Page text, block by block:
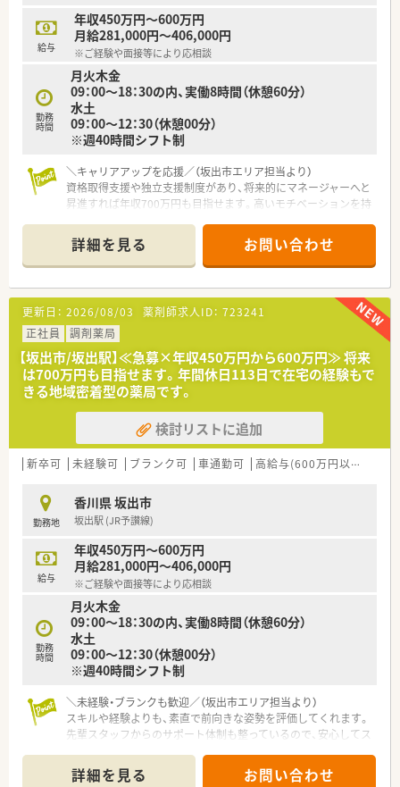
給与
年収450万円～600万円
月給281,000円～406,000円
※ご経験や面接等により応相談
勤務
時間
月火木金
09：00～18：30の内、実働8時間（休憩60分）
水土
09：00～12：30（休憩00分）
※週40時間シフト制
＼キャリアアップを応援／（坂出市エリア担当より）
資格取得支援や独立支援制度があり、将来的にマネージャーへと
昇進すれば年収700万円も目指せます。高いモチベーションを持
＊------------------------------------------＊
【店舗情報と応需状況について】
■最寄り駅である坂出駅から車で5分の好立地となっており、皮
膚科の処方箋をメインに応需している調剤薬局です。
■1日あたりの処方箋受付枚数は60枚から70枚程度で、特定の医
療機関から集中して調剤業務を請け負っています。
■皮膚科の専門的な知識を深く学びたい方に最適な環境であり、
処方箋の扱いを通じてスキルを高めることが可能です。
【法人特徴について】
■坂出市を中心に地域に根差した調剤薬局を5店舗展開してお
り、店舗間での応援体制も非常に充実しています。
■社長自らが日々店舗の現場に立って業務を行っているため、風
通しが良く意見をダイレクトに伝えやすい環境です。
に向き合っており、スタッフの満足度も高い法人です。
【こんな取り組みをしています】
■患者様に選ばれる薬局を目指して、ただの説明に終始しない親
切で丁寧なコミュニケーションを徹底しています。
■自動練り機をはじめとする先進的な調剤設備を積極的に導入
し、薬剤師が投薬に集中できる環境を整えています。
■風通しの良い組織作りが徹底されており、経営陣に対して現場
からの意見や提案を伝えやすい環境が魅力です。
詳細を見る お問い合わせ
更新日： 2026/08/03 薬剤師求人ID： 723241
正社員
調剤薬局
【坂出市/坂出駅】≪急募×年収450万円から600万円≫ 将来
は700万円も目指せます。年間休日113日で在宅の経験もで
きる地域密着型の薬局です。
検討リストに追加
新卒可 未経験可 ブランク可 車通勤可 高給与(600万円以上)
勤務地
香川県 坂出市
坂出駅 (JR予讃線)
給与
年収450万円～600万円
月給281,000円～406,000円
※ご経験や面接等により応相談
勤務
時間
月火木金
09：00～18：30の内、実働8時間（休憩60分）
水土
09：00～12：30（休憩00分）
※週40時間シフト制
＼未経験・ブランクも歓迎／（坂出市エリア担当より）
スキルや経験よりも、素直で前向きな姿勢を評価してくれます。
先輩スタッフからのサポート体制も整っているので、安心してス
＊------------------------------------------＊
詳細を見る お問い合わせ